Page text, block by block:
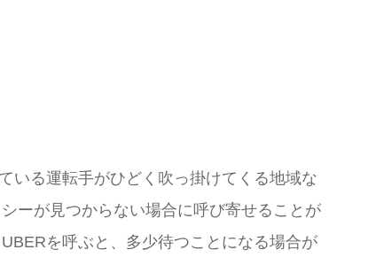
いる運転手がひどく吹っ掛けてくる地域な
ーが見つからない場合に呼び寄せることが
を呼ぶと、多少待つことになる場合が